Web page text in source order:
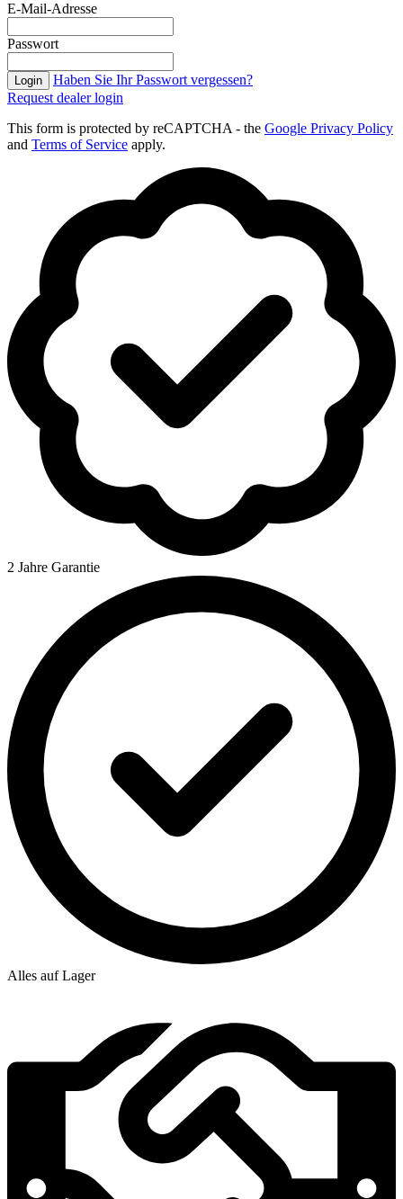
E-Mail-Adresse
Passwort
Login
Haben Sie Ihr Passwort vergessen?
Request dealer login
This form is protected by reCAPTCHA - the Google Privacy Policy
and Terms of Service apply.
2 Jahre Garantie
Alles auf Lager